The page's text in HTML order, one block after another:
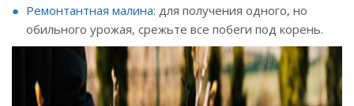
Ремонтантная малина: для получения одного, но
обильного урожая, срежьте все побеги под корень.